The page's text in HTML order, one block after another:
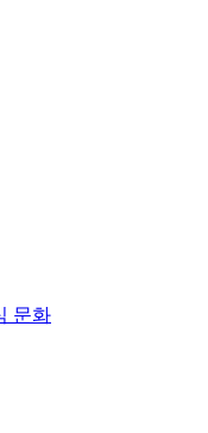
문화